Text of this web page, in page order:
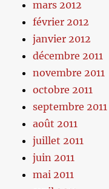
mars 2012
février 2012
janvier 2012
décembre 2011
novembre 2011
octobre 2011
septembre 2011
août 2011
juillet 2011
juin 2011
mai 2011